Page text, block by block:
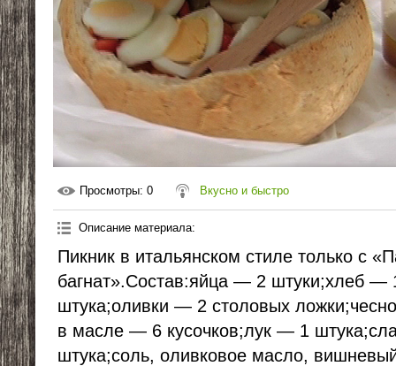
Просмотры: 0 Вкусно и быстро
Описание материала:
Пикник в итальянском стиле только с
багнат».Состав:яйца — 2 штуки;хлеб
штука;оливки — 2 столовых
в масле — 6 кусочков;лук — 1
штука;соль, оливковое масло,